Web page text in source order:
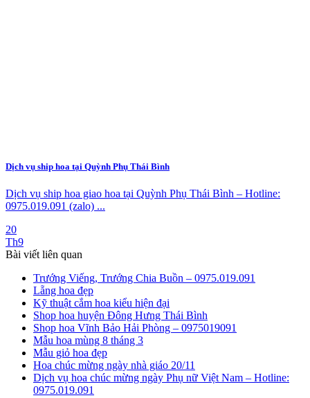
Dịch vụ ship hoa tại Quỳnh Phụ Thái Bình
Dịch vụ ship hoa giao hoa tại Quỳnh Phụ Thái Bình – Hotline:
0975.019.091 (zalo) ...
20
Th9
Bài viết liên quan
Trướng Viếng, Trướng Chia Buồn – 0975.019.091
Lẵng hoa đẹp
Kỹ thuật cắm hoa kiểu hiện đại
Shop hoa huyện Đông Hưng Thái Bình
Shop hoa Vĩnh Bảo Hải Phòng – 0975019091
Mẫu hoa mùng 8 tháng 3
Mẫu giỏ hoa đẹp
Hoa chúc mừng ngày nhà giáo 20/11
Dịch vụ hoa chúc mừng ngày Phụ nữ Việt Nam – Hotline:
0975.019.091